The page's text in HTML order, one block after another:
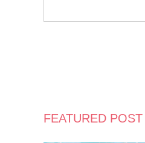
FEATURED POST